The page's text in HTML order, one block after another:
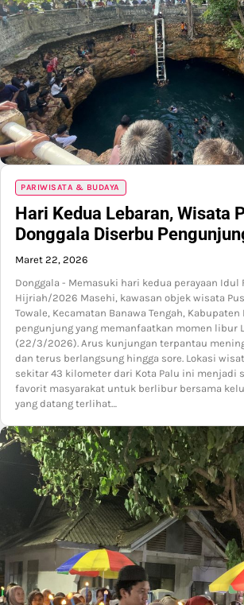
PARIWISATA & BUDAYA
Hari Kedua Lebaran, Wisata
Donggala Diserbu
Maret 22, 2026
Donggala - Memasuki hari kedua perayaan Idul
Hijriah/2026 Masehi, kawasan objek wisata
Towale, Kecamatan Banawa Tengah,
pengunjung yang memanfaatkan momen libur
(22/3/2026). Arus kunjungan terpantau
dan terus berlangsung hingga sore. Lokasi
sekitar 43 kilometer dari Kota Palu ini menjadi
favorit masyarakat untuk berlibur bersama
yang datang terlihat…